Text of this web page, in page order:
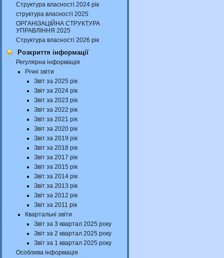
Структура власності 2024 рік
структура власності 2025
ОРГАНІЗАЦІЙНА СТРУКТУРА
УПРАВЛІННЯ 2025
Структура власності 2026 рік
Розкриття інформації
Регулярна інформація
Річні звіти
Звіт за 2025 рік
Звіт за 2024 рік
Звіт за 2023 рік
Звіт за 2022 рік
Звіт за 2021 рік
Звіт за 2020 рік
Звіт за 2019 рік
Звіт за 2018 рік
Звіт за 2017 рік
Звіт за 2015 рік
Звіт за 2014 рік
Звіт за 2013 рік
Звіт за 2012 рік
Звіт за 2011 рік
Квартальні звіти
Звіт за 3 квартал 2025 року
Звіт за 2 квартал 2025 року
Звіт за 1 квартал 2025 року
Особлива інформація